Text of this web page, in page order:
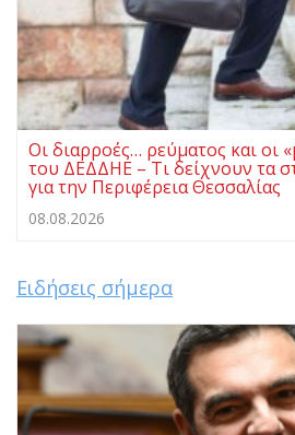
Οι διαρροές… ρεύματος και οι
του ΔΕΔΔΗΕ – Τι δείχνουν τα
για την Περιφέρεια Θεσσαλίας
08.08.2026
Ειδήσεις σήμερα